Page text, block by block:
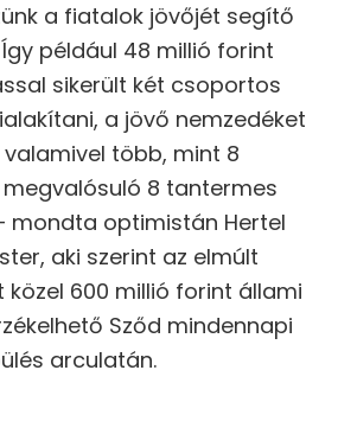
a fiatalok jövőjét segítő
például 48 millió forint
sikerült két csoportos
a jövő nemzedéket
több, mint 8
8 tantermes
mondta optimistán Hertel
aki szerint az elmúlt
közel 600 millió forint állami
Sződ mindennapi
arculatán.